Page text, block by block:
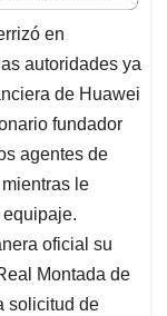
en
autoridades ya
de Huawei
fundador
agentes de
le
oficial su
Montada de
solicitud de